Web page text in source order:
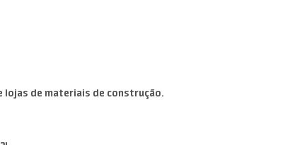
de materiais de construção.